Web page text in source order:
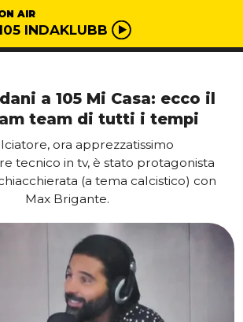
AIR
INDAKLUBB
a 105 Mi Casa: ecco il
team di tutti i tempi
ora apprezzatissimo
tecnico in tv, è stato protagonista
(a tema calcistico) con
Max Brigante.